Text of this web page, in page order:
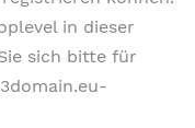
in dieser
sich bitte für